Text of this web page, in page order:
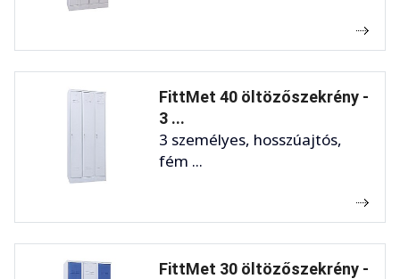
FittMet 40 öltözőszekrény -
3 ...
3 személyes, hosszúajtós,
fém ...
FittMet 30 öltözőszekrény -